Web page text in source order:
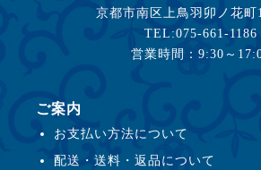
京都市南区上鳥羽卯ノ花町
TEL:075-661-1186
営業時間：9:30～
ご案内
お支払い方法について
配送・送料・返品について